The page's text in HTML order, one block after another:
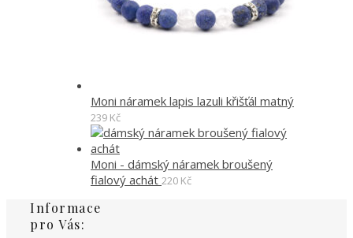
Moni náramek lapis lazuli křišťál matný
239 Kč
Moni - dámský náramek broušený
fialový achát 220 Kč
Informace
pro Vás: